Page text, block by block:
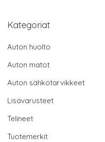
Kategoriat
Auton huolto
Auton matot
Auton sähkötarvikkeet
Lisävarusteet
Telineet
Tuotemerkit